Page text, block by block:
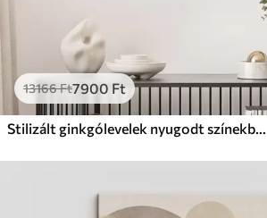
Eco-Prémium
Tól12405Ft
✓Élénk, gazdag színek
✓Fakulásálló
Környezetbarát anyag
13166Ft7900 Ft
Stilizált ginkgólevelek nyugodt színekben